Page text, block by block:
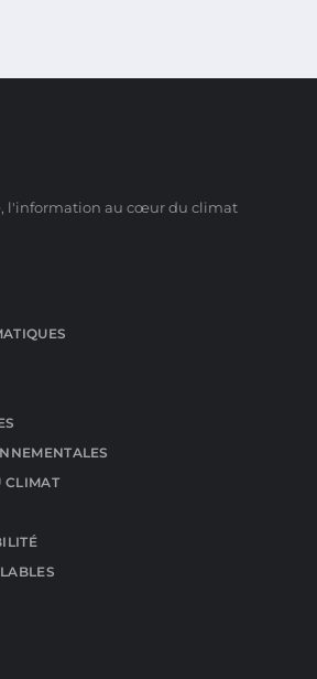
l'information au cœur du climat
CLIMAT